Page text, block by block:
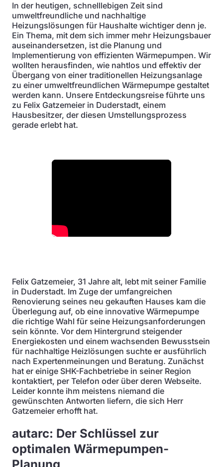
In der heutigen, schnelllebigen Zeit sind
umweltfreundliche und nachhaltige
Heizungslösungen für Haushalte wichtiger denn je.
Ein Thema, mit dem sich immer mehr Heizungsbauer
auseinandersetzen, ist die Planung und
Implementierung von effizienten Wärmepumpen. Wir
wollten herausfinden, wie nahtlos und effektiv der
Übergang von einer traditionellen Heizungsanlage
zu einer umweltfreundlichen Wärmepumpe gestaltet
werden kann. Unsere Entdeckungsreise führte uns
zu Felix Gatzemeier in Duderstadt, einem
Hausbesitzer, der diesen Umstellungsprozess
gerade erlebt hat.
Felix Gatzemeier, 31 Jahre alt, lebt mit seiner Familie
in Duderstadt. Im Zuge der umfangreichen
Renovierung seines neu gekauften Hauses kam die
Überlegung auf, ob eine innovative Wärmepumpe
die richtige Wahl für seine Heizungsanforderungen
sein könnte. Vor dem Hintergrund steigender
Energiekosten und einem wachsenden Bewusstsein
für nachhaltige Heizlösungen suchte er ausführlich
nach Expertenmeinungen und Beratung. Zunächst
hat er einige SHK-Fachbetriebe in seiner Region
kontaktiert, per Telefon oder über deren Webseite.
Leider konnte ihm meistens niemand die
gewünschten Antworten liefern, die sich Herr
Gatzemeier erhofft hat.
autarc: Der Schlüssel zur
optimalen Wärmepumpen-